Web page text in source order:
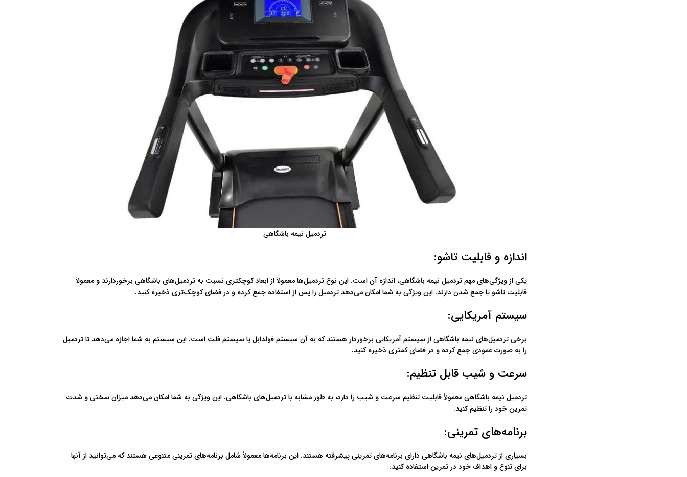
تردمیل نیمه باشگاهی
اندازه و قابلیت تاشو:
یکی از ویژگی‌های مهم تردمیل نیمه باشگاهی، اندازه آن است. این نوع تردمیل‌ها معمولاً از ابعاد کوچکتری نسبت به تردمیل‌های باشگاهی برخوردارند و معمولاً
قابلیت تاشو یا جمع شدن دارند. این ویژگی به شما امکان می‌دهد تردمیل را پس از استفاده جمع کرده و در فضای کوچک‌تری ذخیره کنید.
سیستم آمریکایی:
برخی تردمیل‌های نیمه باشگاهی از سیستم آمریکایی برخوردار هستند که به آن سیستم فولدابل یا سیستم فلت است. این سیستم به شما اجازه می‌دهد تا تردمیل
را به صورت عمودی جمع کرده و در فضای کمتری ذخیره کنید.
سرعت و شیب قابل تنظیم:
تردمیل نیمه باشگاهی معمولاً قابلیت تنظیم سرعت و شیب را دارد، به طور مشابه با تردمیل‌های باشگاهی. این ویژگی به شما امکان می‌دهد میزان سختی و شدت
تمرین خود را تنظیم کنید.
برنامه‌های تمرینی:
بسیاری از تردمیل‌های نیمه باشگاهی دارای برنامه‌های تمرینی پیشرفته هستند. این برنامه‌ها معمولاً شامل برنامه‌های تمرینی متنوعی هستند که می‌توانید از آنها
برای تنوع و اهداف خود در تمرین استفاده کنید.